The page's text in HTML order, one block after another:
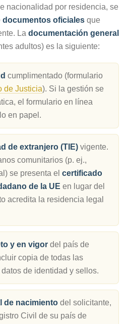
nacionalidad por residencia, se
documentos oficiales que
La documentación general
adultos) es la siguiente:
cumplimentado (formulario
de Justicia). Si la gestión se
el formulario en línea
en papel.
de extranjero (TIE)vigente.
comunitarios (p. ej.,
se presenta el certificado
de la UE en lugar del
acredita la residencia legal
y en vigordel país de
copia de todas las
de identidad y sellos.
de nacimientodel solicitante,
Civil de su país de